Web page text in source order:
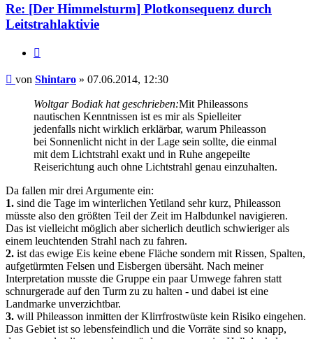
Re: [Der Himmelsturm] Plotkonsequenz durch
Leitstrahlaktivie
Beitrag
von Shintaro » 07.06.2014, 12:30
Woltgar Bodiak hat geschrieben:Mit Phileassons
nautischen Kenntnissen ist es mir als Spielleiter
jedenfalls nicht wirklich erklärbar, warum Phileasson
bei Sonnenlicht nicht in der Lage sein sollte, die einmal
mit dem Lichtstrahl exakt und in Ruhe angepeilte
Reiserichtung auch ohne Lichtstrahl genau einzuhalten.
Da fallen mir drei Argumente ein:
1. sind die Tage im winterlichen Yetiland sehr kurz, Phileasson
müsste also den größten Teil der Zeit im Halbdunkel navigieren.
Das ist vielleicht möglich aber sicherlich deutlich schwieriger als
einem leuchtenden Strahl nach zu fahren.
2. ist das ewige Eis keine ebene Fläche sondern mit Rissen, Spalten,
aufgetürmten Felsen und Eisbergen übersäht. Nach meiner
Interpretation musste die Gruppe ein paar Umwege fahren statt
schnurgerade auf den Turm zu zu halten - und dabei ist eine
Landmarke unverzichtbar.
3. will Phileasson inmitten der Klirrfrostwüste kein Risiko eingehen.
Das Gebiet ist so lebensfeindlich und die Vorräte sind so knapp,